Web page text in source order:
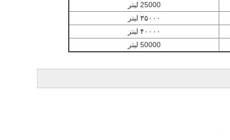
25000 لیتر
۳۵۰۰۰ لیتر
۴۰۰۰۰ لیتر
50000 لیتر